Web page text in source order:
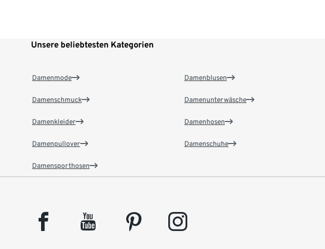
Unsere beliebtesten Kategorien
Damenmode
Damenschmuck
Damenkleider
Damenpullover
Damensporthosen
Damenblusen
Damenunterwäsche
Damenhosen
Damenschuhe
facebook youtube pinterest instagram